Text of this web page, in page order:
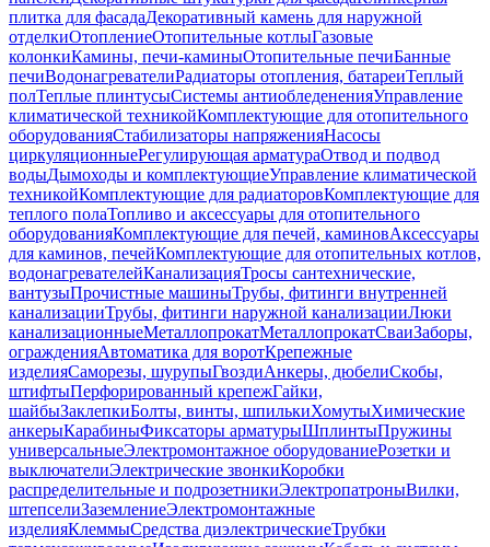
плитка для фасадаДекоративный камень для наружной
отделкиОтоплениеОтопительные котлыГазовые
колонкиКамины, печи-каминыОтопительные печиБанные
печиВодонагревателиРадиаторы отопления, батареиТеплый
полТеплые плинтусыСистемы антиобледененияУправление
климатической техникойКомплектующие для отопительного
оборудованияСтабилизаторы напряженияНасосы
циркуляционныеРегулирующая арматураОтвод и подвод
водыДымоходы и комплектующиеУправление климатической
техникойКомплектующие для радиаторовКомплектующие для
теплого полаТопливо и аксессуары для отопительного
оборудованияКомплектующие для печей, каминовАксессуары
для каминов, печейКомплектующие для отопительных котлов,
водонагревателейКанализацияТросы сантехнические,
вантузыПрочистные машиныТрубы, фитинги внутренней
канализацииТрубы, фитинги наружной канализацииЛюки
канализационныеМеталлопрокатМеталлопрокатСваиЗаборы,
огражденияАвтоматика для воротКрепежные
изделияСаморезы, шурупыГвоздиАнкеры, дюбелиСкобы,
штифтыПерфорированный крепежГайки,
шайбыЗаклепкиБолты, винты, шпилькиХомутыХимические
анкерыКарабиныФиксаторы арматурыШплинтыПружины
универсальныеЭлектромонтажное оборудованиеРозетки и
выключателиЭлектрические звонкиКоробки
распределительные и подрозетникиЭлектропатроныВилки,
штепселиЗаземлениеЭлектромонтажные
изделияКлеммыСредства диэлектрическиеТрубки